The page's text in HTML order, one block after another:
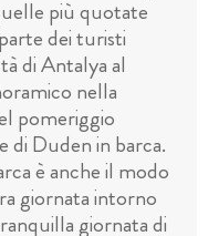
più quotate
dei turisti
di Antalya al
nella
pomeriggio
di Duden in barca.
è anche il modo
giornata intorno
giornata di